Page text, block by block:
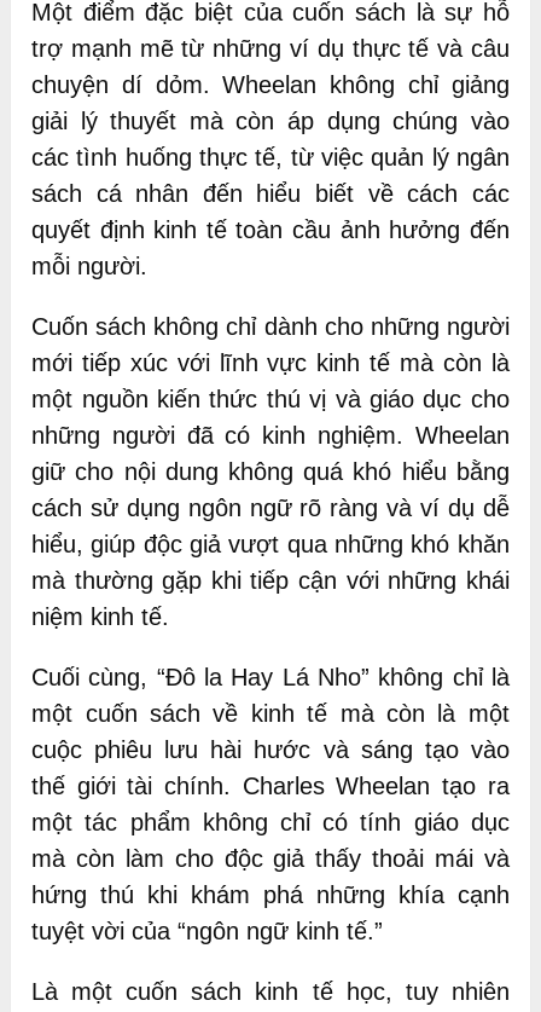
Một điểm đặc biệt của cuốn sách là sự hỗ
trợ mạnh mẽ từ những ví dụ thực tế và câu
chuyện dí dỏm. Wheelan không chỉ giảng
giải lý thuyết mà còn áp dụng chúng vào
các tình huống thực tế, từ việc quản lý ngân
sách cá nhân đến hiểu biết về cách các
quyết định kinh tế toàn cầu ảnh hưởng đến
mỗi người.
Cuốn sách không chỉ dành cho những người
mới tiếp xúc với lĩnh vực kinh tế mà còn là
một nguồn kiến thức thú vị và giáo dục cho
những người đã có kinh nghiệm. Wheelan
giữ cho nội dung không quá khó hiểu bằng
cách sử dụng ngôn ngữ rõ ràng và ví dụ dễ
hiểu, giúp độc giả vượt qua những khó khăn
mà thường gặp khi tiếp cận với những khái
niệm kinh tế.
Cuối cùng, “Đô la Hay Lá Nho” không chỉ là
một cuốn sách về kinh tế mà còn là một
cuộc phiêu lưu hài hước và sáng tạo vào
thế giới tài chính. Charles Wheelan tạo ra
một tác phẩm không chỉ có tính giáo dục
mà còn làm cho độc giả thấy thoải mái và
hứng thú khi khám phá những khía cạnh
tuyệt vời của “ngôn ngữ kinh tế.”
Là một cuốn sách kinh tế học, tuy nhiên